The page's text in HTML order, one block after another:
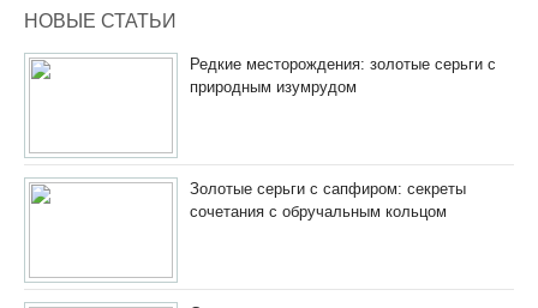
НОВЫЕ СТАТЬИ
Редкие месторождения: золотые серьги с
природным изумрудом
Золотые серьги с сапфиром: секреты
сочетания с обручальным кольцом